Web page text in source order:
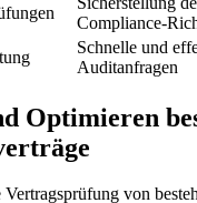
Compliance-
Schnelle und
Auditanfragen
Optimieren
von